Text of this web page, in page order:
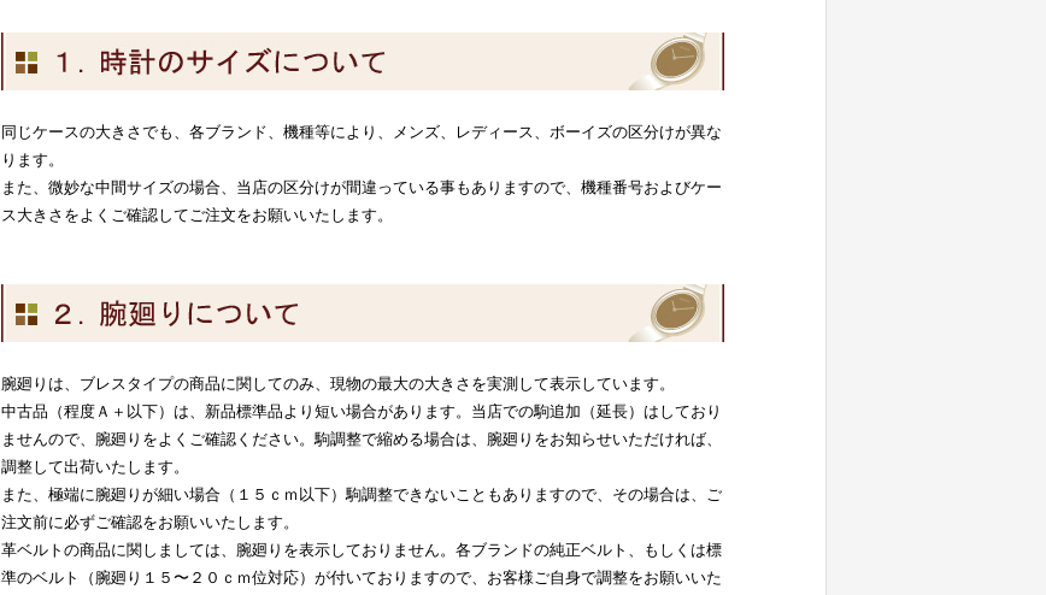
同じケースの大きさでも、各ブランド、機種等により、メンズ、レディース、ボーイズの区分けが異な
ります。
また、微妙な中間サイズの場合、当店の区分けが間違っている事もありますので、機種番号およびケー
ス大きさをよくご確認してご注文をお願いいたします。
腕廻りは、ブレスタイプの商品に関してのみ、現物の最大の大きさを実測して表示しています。
中古品（程度Ａ＋以下）は、新品標準品より短い場合があります。当店での駒追加（延長）はしており
ませんので、腕廻りをよくご確認ください。駒調整で縮める場合は、腕廻りをお知らせいただければ、
調整して出荷いたします。
また、極端に腕廻りが細い場合（１５ｃｍ以下）駒調整できないこともありますので、その場合は、ご
注文前に必ずご確認をお願いいたします。
革ベルトの商品に関しましては、腕廻りを表示しておりません。各ブランドの純正ベルト、もしくは標
準のベルト（腕廻り１５〜２０ｃｍ位対応）が付いておりますので、お客様ご自身で調整をお願いいた